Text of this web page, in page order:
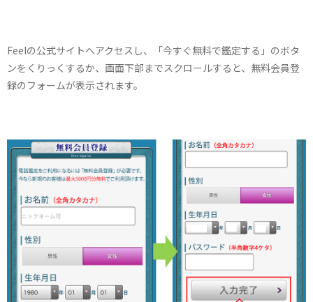
Feelの公式サイトへアクセスし、「今すぐ無料で鑑定する」のボタ
ンをくりっくするか、画面下部までスクロールすると、無料会員登
録のフォームが表示されます。